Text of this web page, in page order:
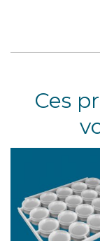
Ces